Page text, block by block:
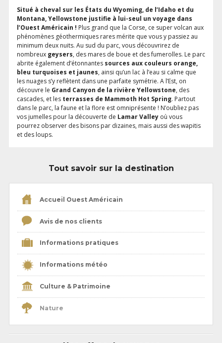
Situé à cheval sur les États du Wyoming, de l’Idaho et du
Montana, Yellowstone justifie à lui-seul un voyage dans
l’Ouest Américain ! Plus grand que la Corse, ce super volcan aux
phénomènes géothermiques rares mérite que vous y passiez au
minimum deux nuits. Au sud du parc, vous découvrirez de
nombreux geysers, des mares de boue et des fumerolles. Le parc
abrite également d’étonnantes sources aux couleurs orange,
bleu turquoises et jaunes, ainsi qu’un lac à l’eau si calme que
les nuages s’y reflètent dans une parfaite symétrie. A l’Est, on
découvre le Grand Canyon de la rivière Yellowstone, des
cascades, et les terrasses de Mammoth Hot Spring. Partout
dans le parc, la faune et la flore est omniprésente ! N’oubliez pas
vos jumelles pour la découverte de Lamar Valley où vous
pourrez observer des bisons par dizaines, mais aussi des wapitis
et des loups.
Tout savoir sur la destination
Accueil Ouest Américain
Avis de nos clients
Informations pratiques
Informations météo
Culture & Patrimoine
Nature